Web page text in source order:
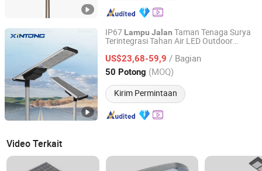
IP67 Lampu Jalan Taman Tenaga Surya
Terintegrasi Tahan Air LED Outdoor
US$23,68-59,9 / Bagian
50 Potong (MOQ)
Kirim Permintaan
Yangzhou Xintong Transport Equipment Group Co., Ltd.
Jiangsu, China Harga mulai 2019
Video Terkait